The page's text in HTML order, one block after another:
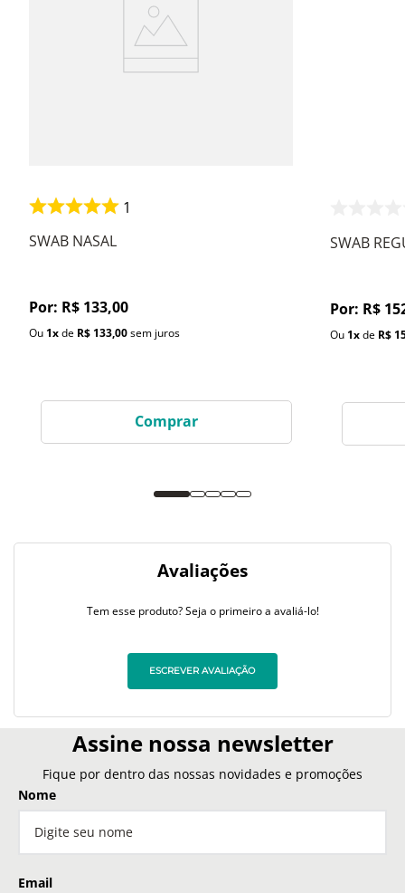
1
SWAB NASAL
Por: R$ 133,00
Ou 1xde R$ 133,00sem juros
Comprar
SWAB
Por: R$
Ou 1xde R$
Avaliações
Tem esse produto? Seja o primeiro a avaliá-lo!
ESCREVER AVALIAÇÃO
Assine nossa newsletter
Fique por dentro das nossas novidades e promoções
Nome
Email